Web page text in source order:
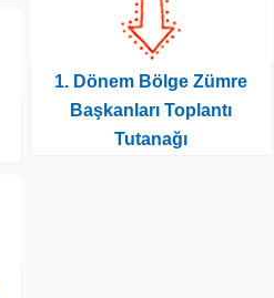
1. Dönem Bölge Zümre
Başkanları Toplantı
Tutanağı